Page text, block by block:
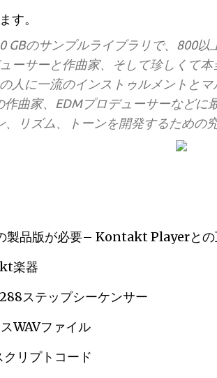
す。
GBのサンプルライブラリで、800
ーサーと作曲家、そして珍しくて
人に一流のインストゥルメントと
作曲家、EDMプロデューサーなど
、リズム、トーンを開発するための
製品版が必要– Kontakt Playerとの
楽器
ステップシーケンサー
WAVファイル
リプトコード